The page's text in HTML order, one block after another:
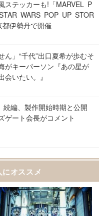
ステッカーも!「MARVEL P
WARS POP UP STOR
都伊勢丹で開催
ん」“千代”出口夏希が歩むそ
がキーパーソン『あの星が
会いたい。』
続編、製作開始時期と公開
ゲート会長がコメント
にオススメ